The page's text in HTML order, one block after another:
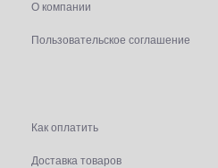
О компании
Пользовательское соглашение
Как оплатить
Доставка товаров